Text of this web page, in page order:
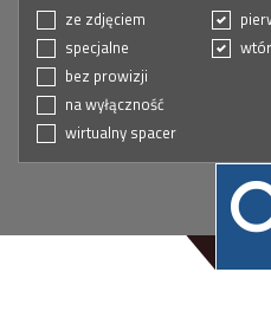
ze zdjęciem
specjalne
bez prowizji
na wyłączność
wirtualny spacer